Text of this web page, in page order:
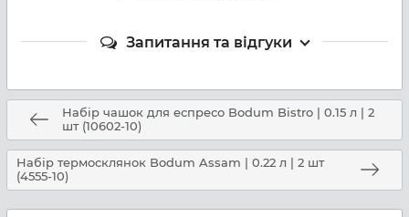
Запитання та відгуки
Набір чашок для еспресо Bodum Bistro | 0.15 л | 2
шт (10602-10)
Набір термосклянок Bodum Assam | 0.22 л | 2 шт
(4555-10)